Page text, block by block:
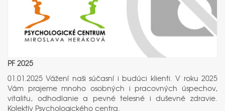
PF 2025
01.01.2025 Vážení naši súčasní i budúci klienti. V roku 2025
Vám prajeme mnoho osobných i pracovných úspechov,
vitalitu, odhodlanie a pevné telesné i duševné zdravie.
Kolektív Psychologického centra.